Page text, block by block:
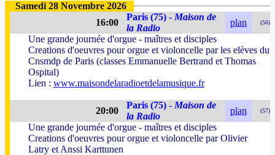
Samedi 28 Novembre 2026
16:00
Paris (75) - Maison de
la Radio
plan (56)
Une grande journée d'orgue - maîtres et disciples
Creations d'oeuvres pour orgue et violoncelle par les elèves du
Cnsmdp de Paris (classes Emmanuelle Bertrand et Thomas
Ospital)
Lien : www.maisondelaradioetdelamusique.fr
20:00
Paris (75) - Maison de
la Radio
plan (57)
Une grande journée d'orgue - maîtres et disciples
Creations d'oeuvres pour orgue et violoncelle par Olivier
Latry et Anssi Karttunen